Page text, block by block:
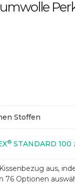
Stoffen
® STANDARD 100
aus,
Optionen